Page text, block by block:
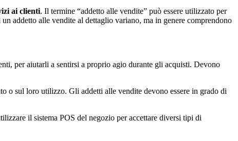
ai clienti. Il termine “addetto alle vendite” può essere utilizzato per
addetto alle vendite al dettaglio variano, ma in genere comprendono
per aiutarli a sentirsi a proprio agio durante gli acquisti. Devono
o sul loro utilizzo. Gli addetti alle vendite devono essere in grado di
il sistema POS del negozio per accettare diversi tipi di